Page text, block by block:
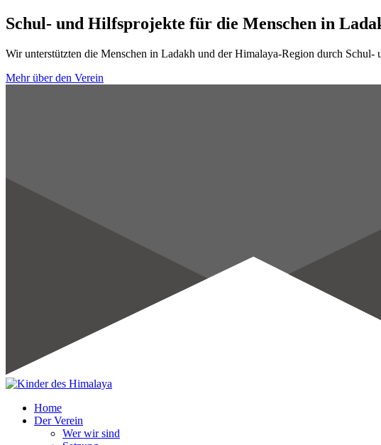
Schul- und Hilfsprojekte für die Menschen in
Wir unterstützten die Menschen in Ladakh und der Himalaya-Region durch Schul-
Mehr über den Verein
Home
Der Verein
Wer wir sind